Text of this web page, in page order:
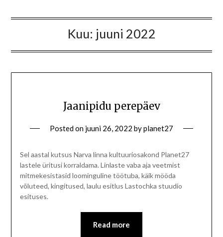
Kuu: juuni 2022
Jaanipidu perepäev
Posted on juuni 26, 2022 byplanet27
Sel aastal kutsus Narva linna kultuuriosakond Planet27
lastele üritusi korraldama. Linlaste vaba aja veetmist
mitmekesistasid loominguline töötuba, käik mööda
võluteed, kingitused, laulu esitlus Lastochka stuudio
esituses.
Read more